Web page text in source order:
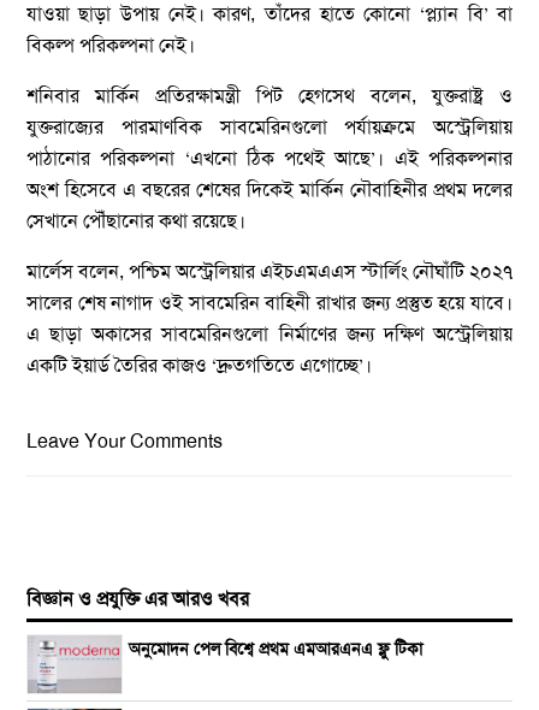
যাওয়া ছাড়া উপায় নেই। কারণ, তাঁদের হাতে কোনো ‘প্ল্যান বি’ বা
বিকল্প পরিকল্পনা নেই।
শনিবার মার্কিন প্রতিরক্ষামন্ত্রী পিট হেগসেথ বলেন, যুক্তরাষ্ট্র ও
যুক্তরাজ্যের পারমাণবিক সাবমেরিনগুলো পর্যায়ক্রমে অস্ট্রেলিয়ায়
পাঠানোর পরিকল্পনা ‘এখনো ঠিক পথেই আছে’। এই পরিকল্পনার
অংশ হিসেবে এ বছরের শেষের দিকেই মার্কিন নৌবাহিনীর প্রথম দলের
সেখানে পৌঁছানোর কথা রয়েছে।
মার্লেস বলেন, পশ্চিম অস্ট্রেলিয়ার এইচএমএএস স্টার্লিং নৌঘাঁটি ২০২৭
সালের শেষ নাগাদ ওই সাবমেরিন বাহিনী রাখার জন্য প্রস্তুত হয়ে যাবে।
এ ছাড়া অকাসের সাবমেরিনগুলো নির্মাণের জন্য দক্ষিণ অস্ট্রেলিয়ায়
একটি ইয়ার্ড তৈরির কাজও ‘দ্রুতগতিতে এগোচ্ছে’।
Leave Your Comments
বিজ্ঞান ও প্রযুক্তি এর আরও খবর
অনুমোদন পেল বিশ্বে প্রথম এমআরএনএ ফ্লু টিকা